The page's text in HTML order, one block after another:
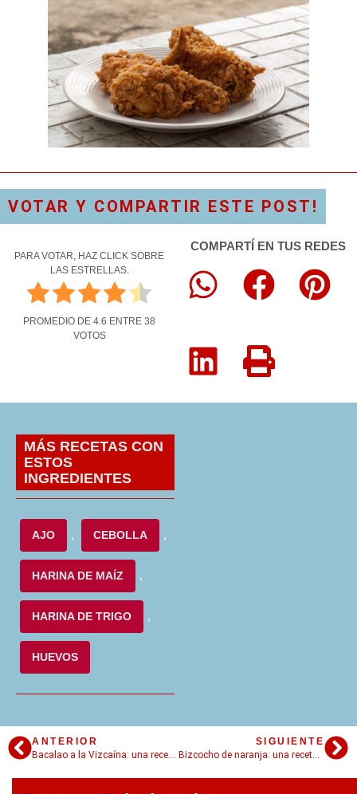
VOTAR Y COMPARTIR ESTE POST!
PARA VOTAR, HAZ CLICK SOBRE
LAS ESTRELLAS.
PROMEDIO DE 4.6 ENTRE 38
VOTOS
COMPARTÍ EN TUS REDES
MÁS RECETAS CON
ESTOS
INGREDIENTES
AJO , CEBOLLA ,
HARINA DE MAÍZ ,
HARINA DE TRIGO ,
HUEVOS
ANTERIOR
SIGUIENTE
Bizcocho de naranja: una receta ideal para el antojo de la tarde